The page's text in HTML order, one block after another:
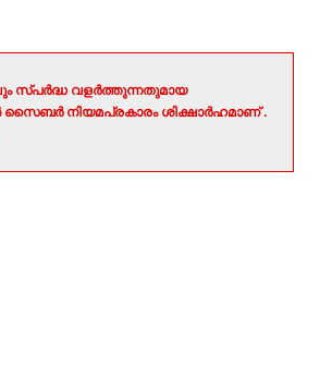
സ്പർദ്ധ വളർത്തുന്നതുമായ
സൈബർ നിയമപ്രകാരം ശിക്ഷാർഹമാണ് .